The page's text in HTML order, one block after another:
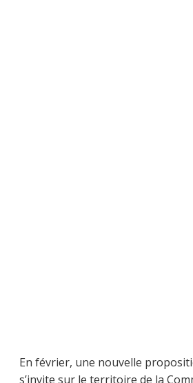
En février, une nouvelle
s’invite sur le territoire de la